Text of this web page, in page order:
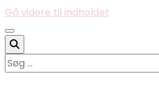
Gå videre til indholdet
Søg
efter: